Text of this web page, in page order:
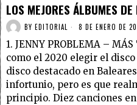
LOS MEJORES ÁLBUMES
BY EDITORIAL 8 DE ENERO DE
1. JENNY PROBLEMA –
como el 2020 elegir el
disco destacado en
infortunio, pero es que
principio. Diez canciones